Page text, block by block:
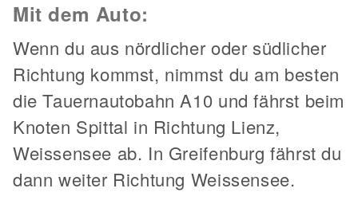
Mit dem Auto:
Wenn du aus nördlicher oder südlicher
Richtung kommst, nimmst du am besten
die Tauernautobahn A10 und fährst beim
Knoten Spittal in Richtung Lienz,
Weissensee ab. In Greifenburg fährst du
dann weiter Richtung Weissensee.